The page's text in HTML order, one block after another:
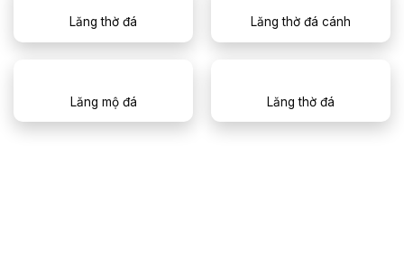
Lăng thờ đá Lăng thờ đá cánh
Lăng mộ đá Lăng thờ đá